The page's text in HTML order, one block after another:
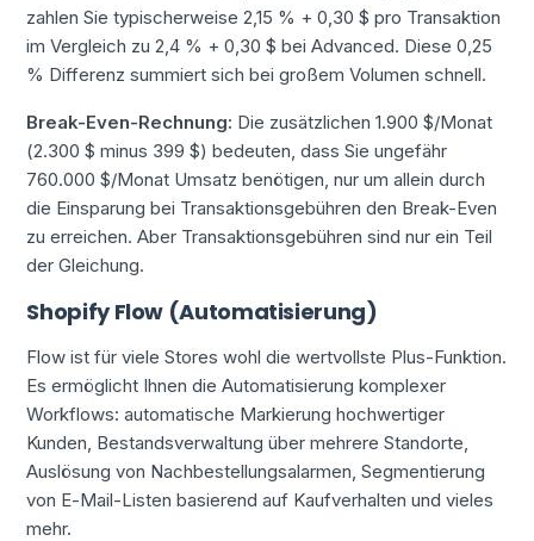
zahlen Sie typischerweise 2,15 % + 0,30 $ pro Transaktion
im Vergleich zu 2,4 % + 0,30 $ bei Advanced. Diese 0,25
% Differenz summiert sich bei großem Volumen schnell.
Break-Even-Rechnung: Die zusätzlichen 1.900 $/Monat
(2.300 $ minus 399 $) bedeuten, dass Sie ungefähr
760.000 $/Monat Umsatz benötigen, nur um allein durch
die Einsparung bei Transaktionsgebühren den Break-Even
zu erreichen. Aber Transaktionsgebühren sind nur ein Teil
der Gleichung.
Shopify Flow (Automatisierung)
Flow ist für viele Stores wohl die wertvollste Plus-Funktion.
Es ermöglicht Ihnen die Automatisierung komplexer
Workflows: automatische Markierung hochwertiger
Kunden, Bestandsverwaltung über mehrere Standorte,
Auslösung von Nachbestellungsalarmen, Segmentierung
von E-Mail-Listen basierend auf Kaufverhalten und vieles
mehr.